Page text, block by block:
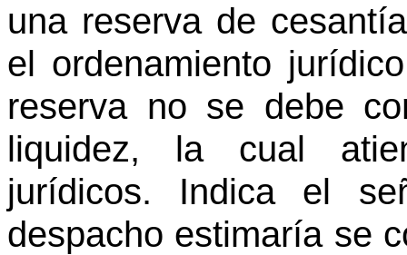
una reserva de
el ordenamiento
reserva no se debe
liquidez, la cual
jurídicos. Indica el
despacho estimaría se